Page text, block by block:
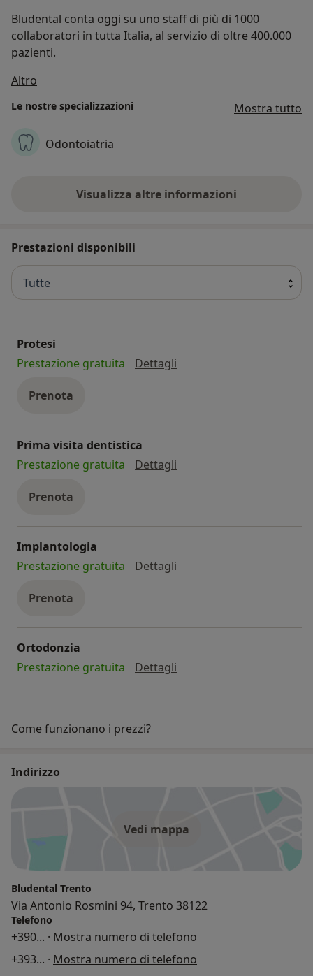
Bludental conta oggi su uno staff di più di 1000
collaboratori in tutta Italia, al servizio di oltre 400.000
pazienti.
Altro
Le nostre specializzazioni Mostra tutto
Odontoiatria
Visualizza altre informazioni
Prestazioni disponibili
Tutte
Protesi
Prestazione gratuita
Dettagli
Prenota
Prima visita dentistica
Prestazione gratuita
Dettagli
Prenota
Implantologia
Prestazione gratuita
Dettagli
Prenota
Ortodonzia
Prestazione gratuita
Dettagli
Come funzionano i prezzi?
Indirizzo
Vedi mappa
Bludental Trento
Via Antonio Rosmini 94, Trento 38122
Telefono
+390... · Mostra numero di telefono
+393... · Mostra numero di telefono